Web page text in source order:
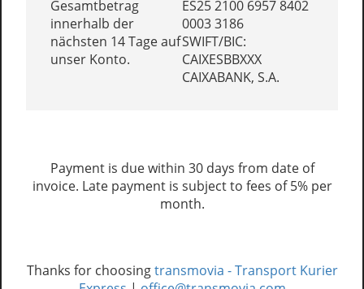
Gesamtbetrag
innerhalb der
nächsten 14 Tage auf
unser Konto.
ES25 2100 6957 8402
0003 3186
SWIFT/BIC:
CAIXESBBXXX
CAIXABANK, S.A.
Payment is due within 30 days from date of
invoice. Late payment is subject to fees of 5% per
month.
Thanks for choosingtransmovia - Transport Kurier